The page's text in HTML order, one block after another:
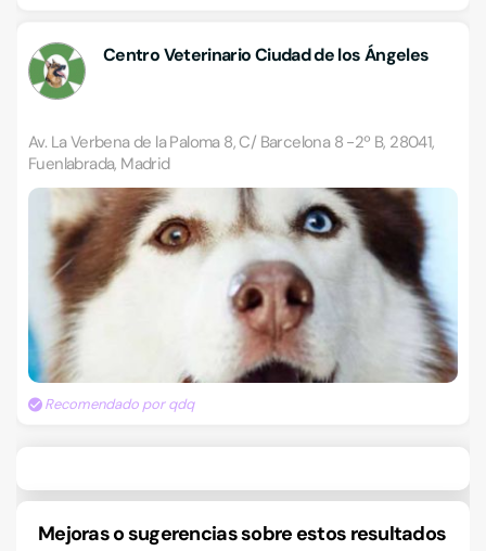
Centro Veterinario Ciudad de los Ángeles
Av. La Verbena de la Paloma 8, C/ Barcelona 8 -2º B, 28041,
Fuenlabrada, Madrid
Recomendado por qdq
Mejoras o sugerencias sobre estos resultados